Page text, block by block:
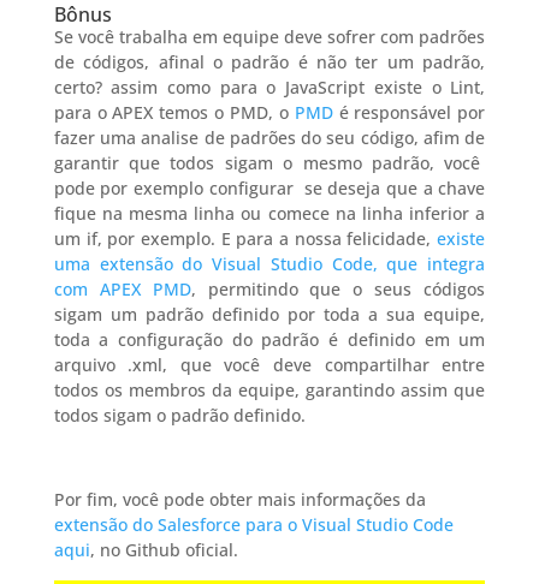
Bônus
Se você trabalha em equipe deve sofrer com padrões
de códigos, afinal o padrão é não ter um padrão,
certo? assim como para o JavaScript existe o Lint,
para o APEX temos o PMD, o PMDé responsável por
fazer uma analise de padrões do seu código, afim de
garantir que todos sigam o mesmo padrão, você
pode por exemplo configurar se deseja que a chave
fique na mesma linha ou comece na linha inferior a
um if, por exemplo. E para a nossa felicidade,existe
uma extensão do Visual Studio Code, que integra
com APEX PMD, permitindo que o seus códigos
sigam um padrão definido por toda a sua equipe,
toda a configuração do padrão é definido em um
arquivo .xml, que você deve compartilhar entre
todos os membros da equipe, garantindo assim que
todos sigam o padrão definido.
Por fim, você pode obter mais informações da
extensão do Salesforce para o Visual Studio Code
aqui, no Github oficial.